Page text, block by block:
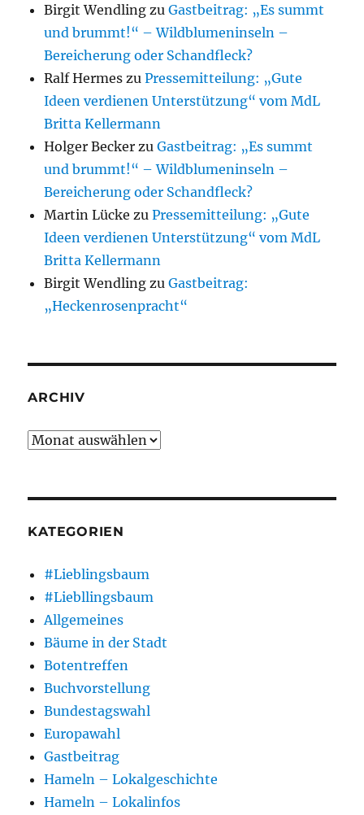
Birgit Wendling zuGastbeitrag: „Es summt
und brummt!“ – Wildblumeninseln –
Bereicherung oder Schandfleck?
Ralf Hermes zuPressemitteilung: „Gute
Ideen verdienen Unterstützung“ vom MdL
Britta Kellermann
Holger Becker zuGastbeitrag: „Es summt
und brummt!“ – Wildblumeninseln –
Bereicherung oder Schandfleck?
Martin Lücke zuPressemitteilung: „Gute
Ideen verdienen Unterstützung“ vom MdL
Britta Kellermann
Birgit Wendling zuGastbeitrag:
„Heckenrosenpracht“
ARCHIV
Archiv
KATEGORIEN
#Lieblingsbaum
#Liebllingsbaum
Allgemeines
Bäume in der Stadt
Botentreffen
Buchvorstellung
Bundestagswahl
Europawahl
Gastbeitrag
Hameln – Lokalgeschichte
Hameln – Lokalinfos